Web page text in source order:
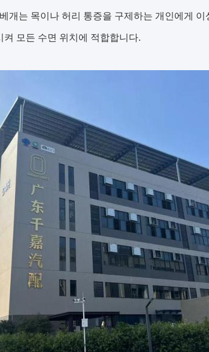
개는 목이나 허리 통증을 구제하는 개인에게
모든 수면 위치에 적합합니다.